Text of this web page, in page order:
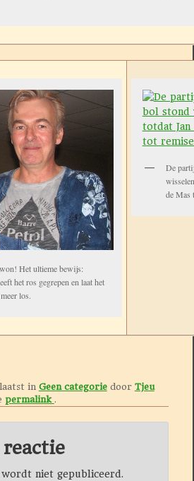
Het ultieme bewijs:
het ros gegrepen en laat het
los.
De
de Mas
in Geen categoriedoor Tjeu
permalink .
reactie
niet gepubliceerd.